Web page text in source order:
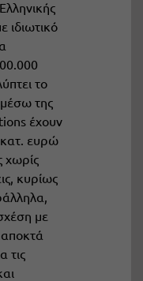
ιδιωτικό
το
της
έχουν
ευρώ
χωρίς
κυρίως
με
τις